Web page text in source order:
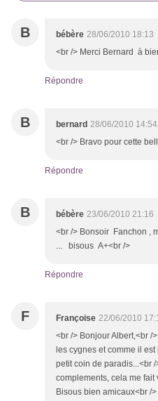
B bébère 28/06/2010 18:13
<br /> Merci Bernard à
Répondre
B bernard 28/06/2010 14:54
<br /> Bravo pour cette
Répondre
B bébère 23/06/2010 21:16
<br /> Bonsoir Fanchon ,
... bisous A+<br />
Répondre
F Françoise 22/06/2010
<br /> Bonjour Albert,<br /
les cygnes et comme il
petit coin de paradis...<br
complements, cela me fait
Bisous bien amicaux<br /